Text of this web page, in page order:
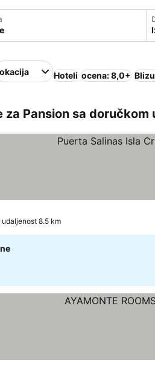
Hoteli ocena: 8,0+
za Pansion sa doručkom
8.5 km